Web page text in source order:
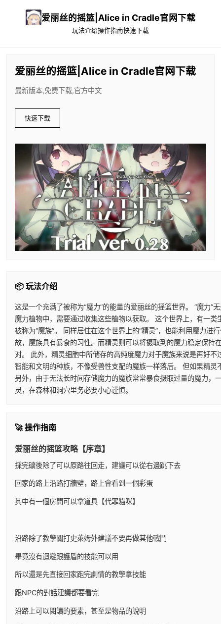
爱丽丝的摇篮|Alice in Cradle官网下载
玩法介绍操作指南快速下载
爱丽丝的摇篮|Alice in Cradle官网下载
最新版本,免费下载,官方中文
快速下载
📦 玩法介绍
这是一个充满了被称为“魔力”的能量的爱丽丝的摇篮世界。 “魔力
魔力植物中，需要通过收集这些植物以获取。 这个世界上，有一
被称为“魔族”。 同样居住在这个世界上的“精灵”，也能利用魔力
故，魔族具有暴食的习性。而精灵则可以将摄取到的魔力稳定保
对。 此外，精灵细胞中所储存的高纯度魔力对于魔族来说是再好
智能和文明的种族，不像受兽性支配的魔族一样落后。 但如果精
另外，由于无法长时间存储魔力的魔族常常暴食摄取过量的魔力
灵，在森林和洞穴里务必要小心谨慎。
🚀 操作指南
爱丽丝的摇篮攻略【序章】
採完礦後除了可以原路往回走，建議可以從右邊跳下去
回家的路上沿路打牆壁，路上會看到一個彩蛋
其中有一個房間可以拿道具【代罪貓咪】
沿路除了教學關打史萊姆外建議不要再做其他戰鬥
畢竟沒有迴避跟護盾的技能可以用
所以還是先直接回家跑完劇情的教學拿技能
跟NPC的對話建議都要看完
沿路上可以閱讀的要素，甚至是物品的說明